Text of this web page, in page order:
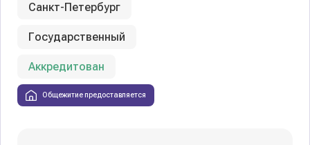
Санкт-Петербург
Государственный
Аккредитован
Общежитие предоставляется